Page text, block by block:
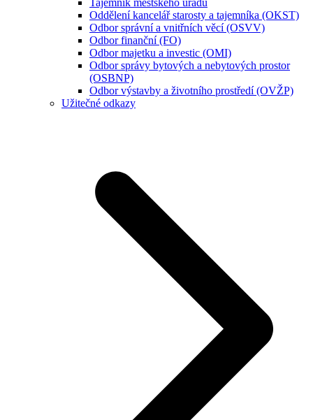
Tajemník městského úřadu
Oddělení kancelář starosty a tajemníka (OKST)
Odbor správní a vnitřních věcí (OSVV)
Odbor finanční (FO)
Odbor majetku a investic (OMI)
Odbor správy bytových a nebytových prostor
(OSBNP)
Odbor výstavby a životního prostředí (OVŽP)
Užitečné odkazy